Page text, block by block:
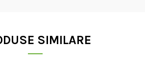
SIMILARE